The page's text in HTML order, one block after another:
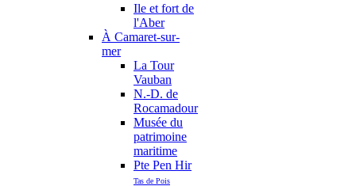
Ile et fort de
l'Aber
À Camaret-sur-
mer
La Tour
Vauban
N.-D. de
Rocamadour
Musée du
patrimoine
maritime
Pte Pen Hir
Tas de Pois